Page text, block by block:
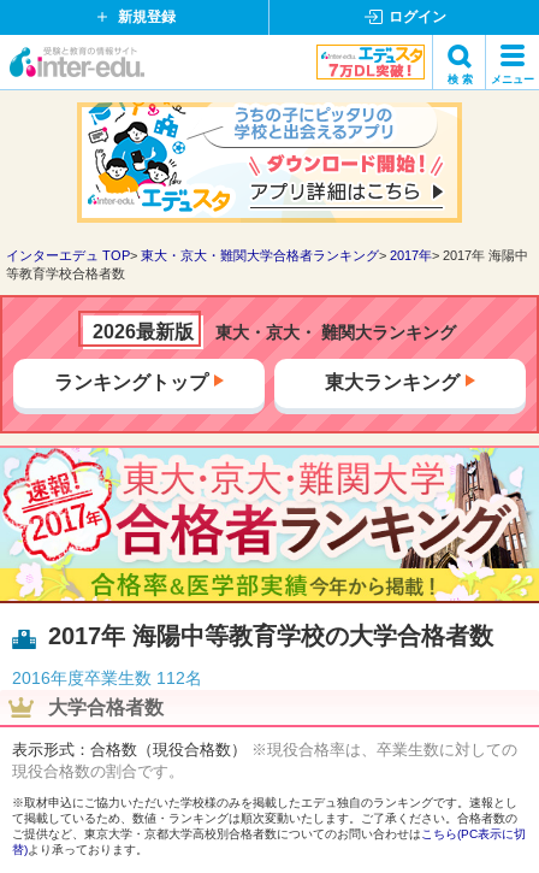
新規登録 ログイン
イ
ド
ッ
ト
検 索 メニュー
検索
インターエデュ TOP 東大・京大・難関大学合格者ランキング 2017年
2017年 海陽中
等教育学校合格者数
2026最新版 東大・京大・ 難関大ランキング
ランキングトップ 東大ランキング
2017年 海陽中等教育学校の大学合格者数
2016年度卒業生数 112名
大学合格者数
表示形式：合格数（現役合格数）
※現役合格率は、卒業生数に対しての
現役合格数の割合です。
※取材申込にご協力いただいた学校様のみを掲載したエデュ独自のランキングです。速報とし
て掲載しているため、数値・ランキングは順次変動いたします。ご了承ください。合格者数の
ご提供など、東京大学・京都大学高校別合格者数についてのお問い合わせは こちら(PC表示に切
替)より承っております。